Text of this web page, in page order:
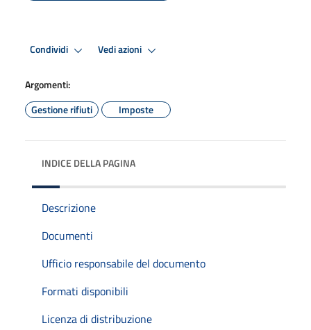
Condividi Vedi azioni
Argomenti:
Gestione rifiuti
Imposte
INDICE DELLA PAGINA
Descrizione
Documenti
Ufficio responsabile del documento
Formati disponibili
Licenza di distribuzione